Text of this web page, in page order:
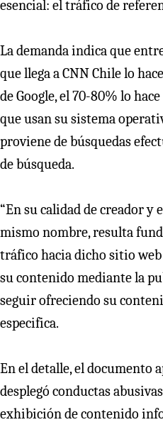
esencial: el tráfico de
La demanda indica que
que llega a CNN Chile lo
de Google, el 70-80% lo
que usan su sistema
proviene de búsquedas
de búsqueda.
“En su calidad de creador
mismo nombre, resulta
tráfico hacia dicho sitio
su contenido mediante la
seguir ofreciendo su
especifica.
En el detalle, el documento
desplegó conductas
exhibición de contenido